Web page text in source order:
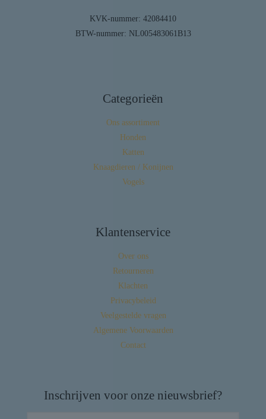
KVK-nummer: 42084410
BTW-nummer: NL005483061B13
Categorieën
Ons assortiment
Honden
Katten
Knaagdieren / Konijnen
Vogels
Klantenservice
Over ons
Retourneren
Klachten
Privacybeleid
Veelgestelde vragen
Algemene Voorwaarden
Contact
Inschrijven voor onze nieuwsbrief?